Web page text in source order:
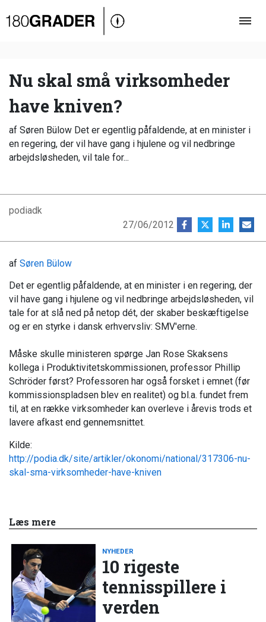
Oversigt
Debat
Video
Podcast
Nu skal små virksomheder
have kniven?
af Søren Bülow Det er egentlig påfaldende, at en minister i
en regering, der vil have gang i hjulene og vil nedbringe
arbejdsløsheden, vil tale for...
podiadk
27/06/2012
af Søren Bülow
Det er egentlig påfaldende, at en minister i en regering, der
vil have gang i hjulene og vil nedbringe arbejdsløsheden, vil
tale for at slå ned på netop dét, der skaber beskæftigelse
og er en styrke i dansk erhvervsliv: SMV'erne.
Måske skulle ministeren spørge Jan Rose Skaksens
kollega i Produktivitetskommissionen, professor Phillip
Schröder først? Professoren har også forsket i emnet (før
kommissionspladsen blev en realitet) og bl.a. fundet frem
til, at en række virksomheder kan overleve i årevis trods et
lavere afkast end gennemsnittet.
Kilde:
http://podia.dk/site/artikler/okonomi/national/317306-nu-
skal-sma-virksomheder-have-kniven
Læs mere
NYHEDER
10 rigeste
tennisspillere i
verden